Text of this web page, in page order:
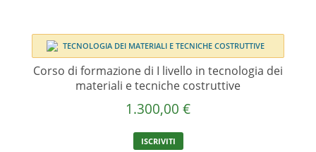
Corso di formazione di I livello in tecnologia dei
materiali e tecniche costruttive
1.300,00 €
ISCRIVITI